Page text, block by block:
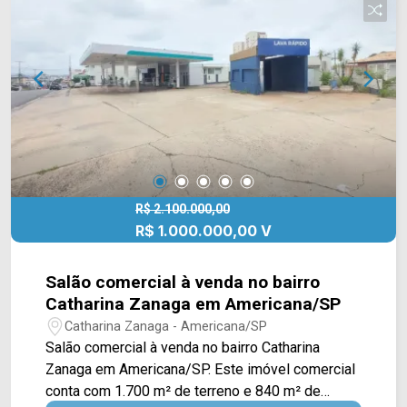
supermercado , farmácias, posto de combustível
e vários outros comércios. Entre em contato com
a equipe da Arbix Imóveis e agende a sua visita!!
WhatsApp e Telefone: (19) 3475-4546 ARBIX
IMÓVEIS - Presente em cada mudança!
R$ 2.100.000,00
R$ 1.000.000,00 V
Salão comercial à venda no bairro
Catharina Zanaga em Americana/SP
Catharina Zanaga - Americana/SP
Salão comercial à venda no bairro Catharina
Zanaga em Americana/SP. Este imóvel comercial
conta com 1.700 m² de terreno e 840 m² de